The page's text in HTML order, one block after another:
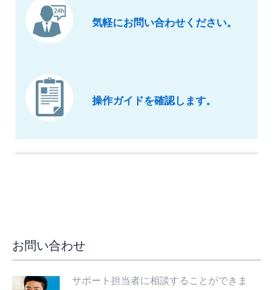
気軽にお問い合わせください。
操作ガイドを確認します。
お問い合わせ
サポート担当者に相談することができま